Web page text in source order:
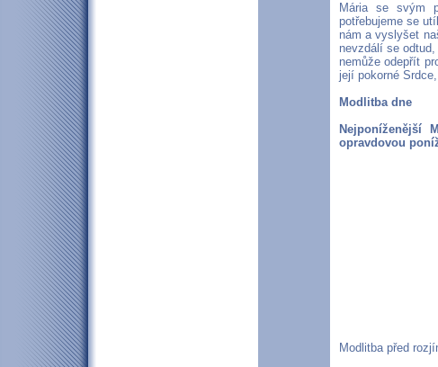
Mária se svým
potřebujeme se
nám a vyslyšet
nevzdálí se
nemůže odepřít
její pokorné
Modlitba dne
Nejponíženější
opravdovou
Modlitba před